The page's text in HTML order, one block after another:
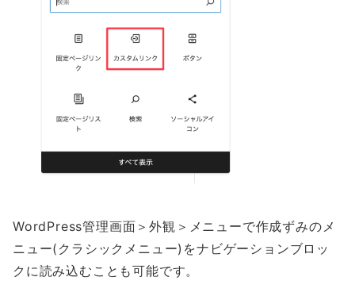
WordPress管理画面＞外観＞メニューで作成ずみのメ
ニュー(クラシックメニュー)をナビゲーションブロッ
クに読み込むことも可能です。